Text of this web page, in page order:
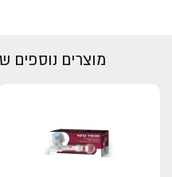
מוצרים נוספים